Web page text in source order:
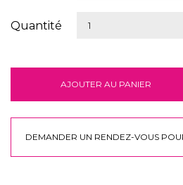
Quantité
AJOUTER AU PANIER
DEMANDER UN RENDEZ-VOUS